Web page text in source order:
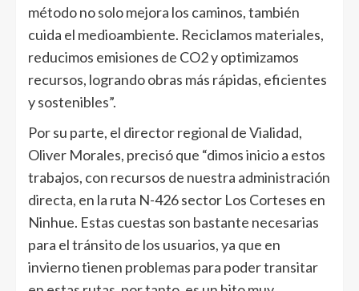
método no solo mejora los caminos, también
cuida el medioambiente. Reciclamos materiales,
reducimos emisiones de CO2 y optimizamos
recursos, logrando obras más rápidas, eficientes
y sostenibles”.
Por su parte, el director regional de Vialidad,
Oliver Morales, precisó que “dimos inicio a estos
trabajos, con recursos de nuestra administración
directa, en la ruta N-426 sector Los Corteses en
Ninhue. Estas cuestas son bastante necesarias
para el tránsito de los usuarios, ya que en
invierno tienen problemas para poder transitar